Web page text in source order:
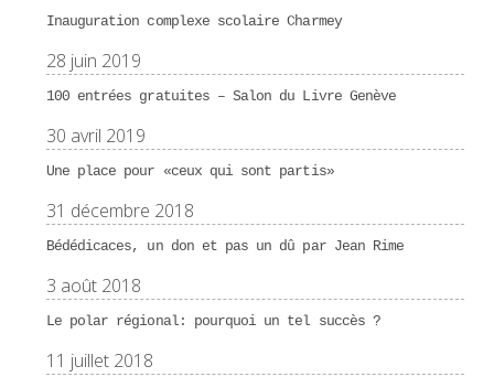
Inauguration complexe scolaire Charmey
28 juin 2019
100 entrées gratuites – Salon du Livre Genève
30 avril 2019
Une place pour «ceux qui sont partis»
31 décembre 2018
Bédédicaces, un don et pas un dû par Jean Rime
3 août 2018
Le polar régional: pourquoi un tel succès ?
11 juillet 2018